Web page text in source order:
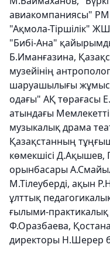
авиакомпаниясы"
"Ақмола-Тіршілік"
"Бибі-Ана"
Б.Иманғазина,
музейінің
шаруашылығы
одағы" АҚ төрағасы
атындағы
музыкалық драма
Қазақстанның
көмекшісі
орынбасары
М.Тілеуберді, ақын
ұлттық
ғылыми-
Ф.Оразбаева,
директоры Н.Шерер